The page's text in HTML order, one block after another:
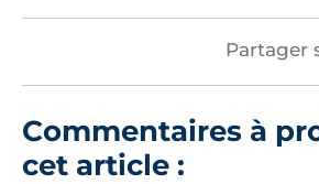
Partager
Commentaires à
cet article :